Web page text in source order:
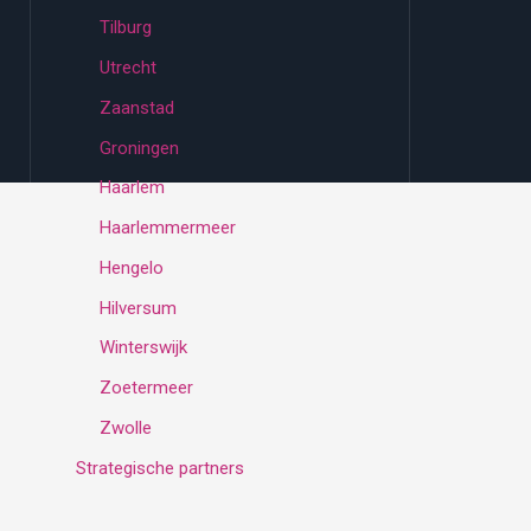
Tilburg
Utrecht
Zaanstad
Groningen
Haarlem
Haarlemmermeer
Hengelo
Hilversum
Winterswijk
Zoetermeer
Zwolle
Strategische partners